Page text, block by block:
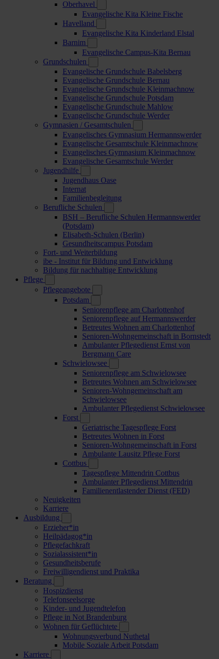
Oberhavel
Evangelische Kita Kleine Fische
Havelland
Evangelische Kita Kinderland Elstal
Barnim
Evangelische Campus-Kita Bernau
Grundschulen
Evangelische Grundschule Babelsberg
Evangelische Grundschule Bernau
Evangelische Grundschule Kleinmachnow
Evangelische Grundschule Potsdam
Evangelische Grundschule Mahlow
Evangelische Grundschule Werder
Gymnasien / Gesamtschulen
Evangelisches Gymnasium Hermannswerder
Evangelische Gesamtschule Kleinmachnow
Evangelisches Gymnasium Kleinmachnow
Evangelische Gesamtschule Werder
Jugendhilfe
Jugendhaus Oase
Internat
Familienbegleitung
Berufliche Schulen
BSH – Berufliche Schulen Hermannswerder
(Potsdam)
Elisabeth-Schulen (Berlin)
Gesundheitscampus Potsdam
Fort- und Weiterbildung
ibe - Institut für Bildung und Entwicklung
Bildung für nachhaltige Entwicklung
Pflege
Pflegeangebote
Potsdam
Seniorenpflege am Charlottenhof
Seniorenpflege auf Hermannswerder
Betreutes Wohnen am Charlottenhof
Senioren-Wohngemeinschaft in Bornstedt
Ambulanter Pflegedienst Ernst von
Bergmann Care
Schwielowsee
Seniorenpflege am Schwielowsee
Betreutes Wohnen am Schwielowsee
Senioren-Wohngemeinschaft am
Schwielowsee
Ambulanter Pflegedienst Schwielowsee
Forst
Geriatrische Tagespflege Forst
Betreutes Wohnen in Forst
Senioren-Wohngemeinschaft in Forst
Ambulante Lausitz Pflege Forst
Cottbus
Tagespflege Mittendrin Cottbus
Ambulanter Pflegedienst Mittendrin
Familienentlastender Dienst (FED)
Neuigkeiten
Karriere
Ausbildung
Erzieher*in
Heilpädagog*in
Pflegefachkraft
Sozialassistent*in
Gesundheitsberufe
Freiwilligendienst und Praktika
Beratung
Hospizdienst
Telefonseelsorge
Kinder- und Jugendtelefon
Pflege in Not Brandenburg
Wohnen für Geflüchtete
Wohnungsverbund Nuthetal
Mobile Soziale Arbeit Potsdam
Karriere